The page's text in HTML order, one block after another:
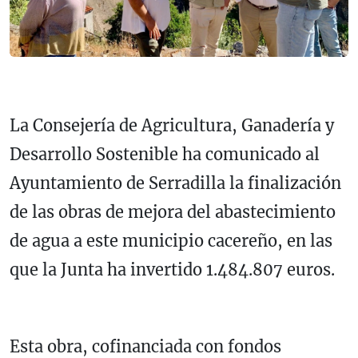
La Consejería de Agricultura, Ganadería y
Desarrollo Sostenible ha comunicado al
Ayuntamiento de Serradilla la finalización
de las obras de mejora del abastecimiento
de agua a este municipio cacereño, en las
que la Junta ha invertido 1.484.807 euros.
Esta obra, cofinanciada con fondos